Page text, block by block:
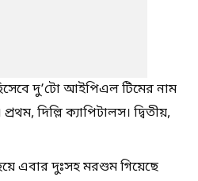
দু’টো আইপিএল টিমের নাম
দিল্লি ক্যাপিটালস। দ্বিতীয়,
এবার দুঃসহ মরশুম গিয়েছে